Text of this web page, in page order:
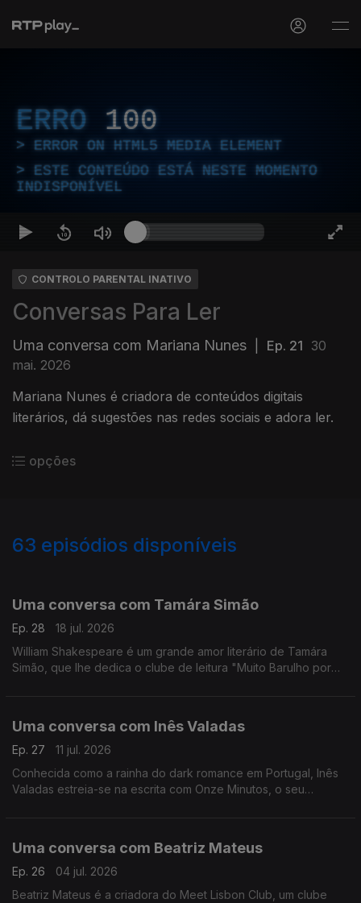
ERRO 100
ERROR ON HTML5 MEDIA ELEMENT
ESTE CONTEÚDO ESTÁ NESTE MOMENTO
INDISPONÍVEL
CONTROLO PARENTAL INATIVO
Conversas Para Ler
Uma conversa com Mariana Nunes Ep. 21 30
mai. 2026
Mariana Nunes é criadora de conteúdos digitais
literários, dá sugestões nas redes sociais e adora ler.
opções
63 episódios disponíveis
Uma conversa com Tamára Simão
Ep. 28
18 jul. 2026
William Shakespeare é um grande amor literário de Tamára
Simão, que lhe dedica o clube de leitura "Muito Barulho por
Uma conversa com Inês Valadas
Ep. 27
11 jul. 2026
Conhecida como a rainha do dark romance em Portugal, Inês
Valadas estreia-se na escrita com Onze Minutos, o seu
Uma conversa com Beatriz Mateus
Ep. 26
04 jul. 2026
Beatriz Mateus é a criadora do Meet Lisbon Club, um clube